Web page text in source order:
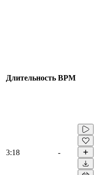
Длительность BPM
3:18 -